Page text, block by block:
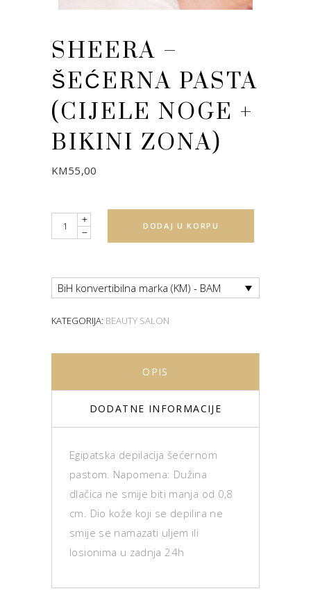
SHEERA –
ŠEĆERNA PASTA
(CIJELE NOGE +
BIKINI ZONA)
KM55,00
Quantity DODAJ U KORPU
BiH konvertibilna marka (KM) - BAM
KATEGORIJA: BEAUTY SALON
OPIS
DODATNE INFORMACIJE
Egipatska depilacija šećernom
pastom. Napomena: Dužina
dlačica ne smije biti manja od 0,8
cm. Dio kože koji se depilira ne
smije se namazati uljem ili
losionima u zadnja 24h